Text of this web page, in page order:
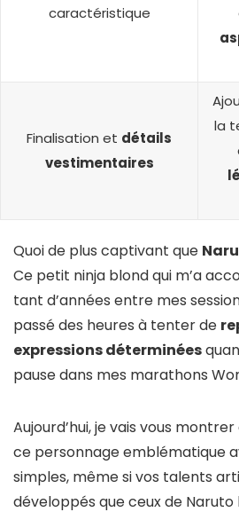
caractéristique
Finalisation et détails
vestimentaires
la
Quoi de plus captivant que
Ce petit ninja blond qui m’a
tant d’années entre mes
passé des heures à tenter de
expressions déterminées
pause dans mes marathons
Aujourd’hui, je vais vous
ce personnage emblématique
simples, même si vos talents
développés que ceux de